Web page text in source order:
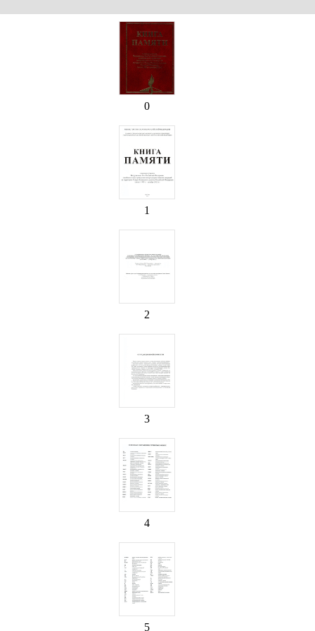
0
1
2
3
4
5